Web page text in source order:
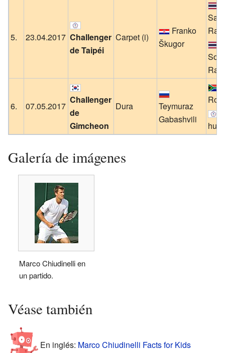
5. 23.04.2017 Challenger
de Taipéi
Carpet (i)
Franko
Škugor
6. 07.05.2017
Challenger
de
Gimcheon
Dura
Teymuraz
Gabashvili
Galería de imágenes
Marco Chiudinelli en
un partido.
Véase también
En inglés: Marco Chiudinelli Facts for Kids